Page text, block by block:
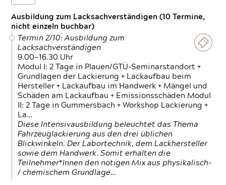
Ausbildung zum Lacksachverständigen (10 Termine,
nicht einzeln buchbar)
Termin 2/10: Ausbildung zum
Lacksachverständigen
9.00—16.30 Uhr
Modul I: 2 Tage in Plauen/GTÜ-Seminarstandort +
Grundlagen der Lackierung + Lackaufbau beim
Hersteller + Lackaufbau im Handwerk + Mängel und
Schäden am Lackaufbau + Emissionsschäden Modul
II: 2 Tage in Gummersbach + Workshop Lackierung +
La…
Diese Intensivausbildung beleuchtet das Thema
Fahrzeuglackierung aus den drei üblichen
Blickwinkeln. Der Labortechnik, dem Lackhersteller
sowie dem Handwerk. Somit erhalten die
Teilnehmer*Innen den nötigen Mix aus physikalisch-
/ chemischem Grundlage…